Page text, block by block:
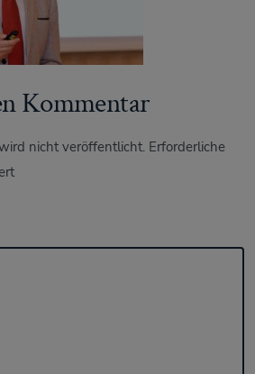
Kommentar
nicht veröffentlicht. Erforderliche